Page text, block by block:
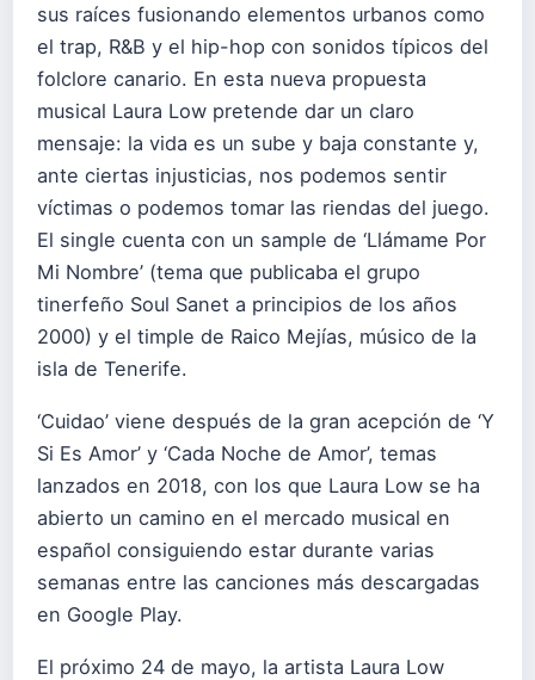
sus raíces fusionando elementos urbanos como
el trap, R&B y el hip-hop con sonidos típicos del
folclore canario. En esta nueva propuesta
musical Laura Low pretende dar un claro
mensaje: la vida es un sube y baja constante y,
ante ciertas injusticias, nos podemos sentir
víctimas o podemos tomar las riendas del juego.
El single cuenta con un sample de ‘Llámame Por
Mi Nombre’ (tema que publicaba el grupo
tinerfeño Soul Sanet a principios de los años
2000) y el timple de Raico Mejías, músico de la
isla de Tenerife.
‘Cuidao’ viene después de la gran acepción de ‘Y
Si Es Amor’ y ‘Cada Noche de Amor’, temas
lanzados en 2018, con los que Laura Low se ha
abierto un camino en el mercado musical en
español consiguiendo estar durante varias
semanas entre las canciones más descargadas
en Google Play.
El próximo 24 de mayo, la artista Laura Low